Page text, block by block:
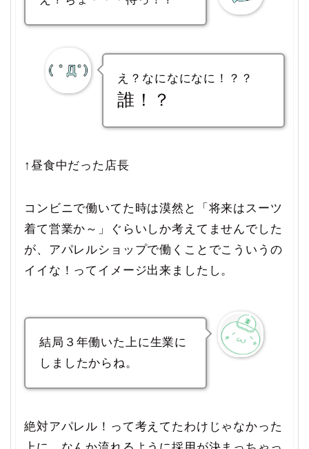
え？なになになに！？？
誰！？
↑昼食中だった店長
コンビニで働いてた時は漠然と「将来はスーツ
着て営業か～」ぐらいしか考えてませんでした
が、アパレルショップで働くことでこういうの
イイな！ってイメージ出来ましたし。
結局３年働いた上に生業に
しましたからね。
絶対アパレル！って考えてたわけじゃなかった